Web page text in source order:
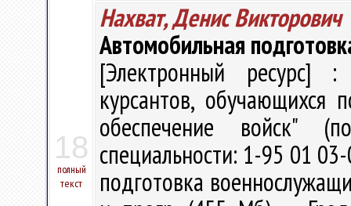
18
полный
текст
Нахват, Денис Викторович
Автомобильная
[Электронный ресурс] :
курсантов, обучающихся
обеспечение войск"
специальности: 1-95 01
подготовка